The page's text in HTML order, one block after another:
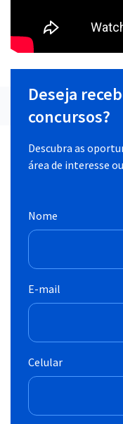
Deseja
concursos?
Descubra as
área de interesse
Nome
E-mail
Celular